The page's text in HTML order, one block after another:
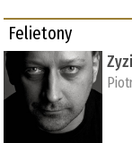
Felietony